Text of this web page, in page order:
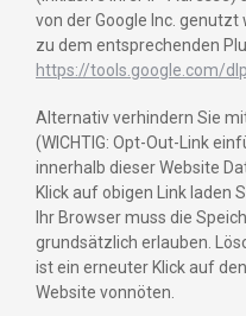
von der Google Inc.
zu dem entsprechenden
https://tools.google.com/
Alternativ verhindern Sie
(WICHTIG: Opt-Out-Link
innerhalb dieser Website
Klick auf obigen Link laden
Ihr Browser muss die
grundsätzlich erlauben.
ist ein erneuter Klick auf
Website vonnöten.